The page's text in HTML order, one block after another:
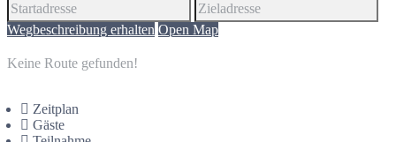
Wegbeschreibung erhalten Open Map
Keine Route gefunden!
Zeitplan
Gäste